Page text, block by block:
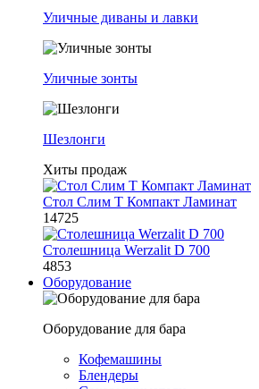
Уличные диваны и лавки
Уличные зонты
Шезлонги
Хиты продаж
Стол Слим Т Компакт Ламинат
14725
Столешница Werzalit D 700
4853
Оборудование
Оборудование для бара
Кофемашины
Блендеры